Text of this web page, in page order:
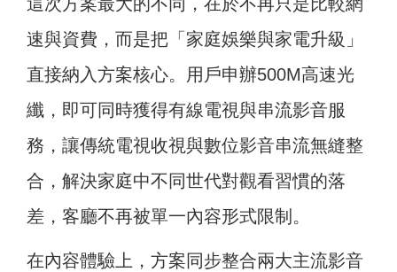
速與資費，而是把「家庭娛樂與家電升級」
直接納入方案核心。用戶申辦500M高速光
纖，即可同時獲得有線電視與串流影音服
務，讓傳統電視收視與數位影音串流無縫整
合，解決家庭中不同世代對觀看習慣的落
差，客廳不再被單一內容形式限制。
在內容體驗上，方案同步整合兩大主流影音